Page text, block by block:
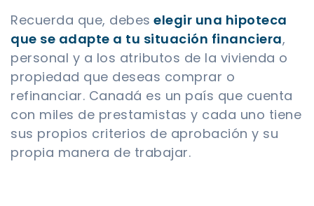
Recuerda que, debes elegir una hipoteca
que se adapte a tu situación financiera,
personal y a los atributos de la vivienda o
propiedad que deseas comprar o
refinanciar. Canadá es un país que cuenta
con miles de prestamistas y cada uno tiene
sus propios criterios de aprobación y su
propia manera de trabajar.